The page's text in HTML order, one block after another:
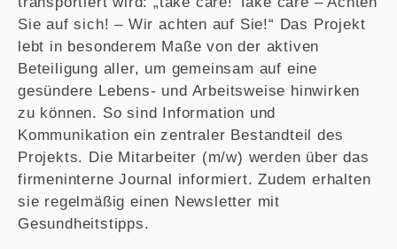
Sie auf sich! – Wir achten auf Sie!“ Das Projekt
lebt in besonderem Maße von der aktiven
Beteiligung aller, um gemeinsam auf eine
gesündere Lebens- und Arbeitsweise hinwirken
zu können. So sind Information und
Kommunikation ein zentraler Bestandteil des
Projekts. Die Mitarbeiter (m/w) werden über das
firmeninterne Journal informiert. Zudem erhalten
sie regelmäßig einen Newsletter mit
Gesundheitstipps.